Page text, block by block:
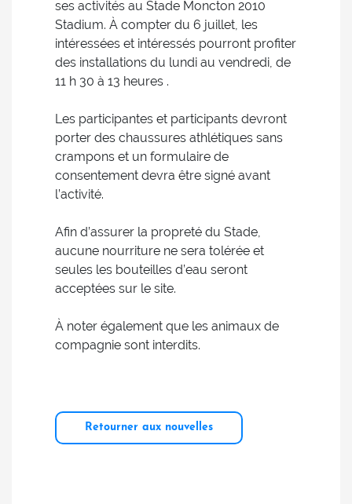
ses activités au Stade Moncton 2010
Stadium. À compter du 6 juillet, les
intéressées et intéressés pourront profiter
des installations du lundi au vendredi, de
11 h 30 à 13 heures .
Les participantes et participants devront
porter des chaussures athlétiques sans
crampons et un formulaire de
consentement devra être signé avant
l’activité.
Afin d’assurer la propreté du Stade,
aucune nourriture ne sera tolérée et
seules les bouteilles d’eau seront
acceptées sur le site.
À noter également que les animaux de
compagnie sont interdits.
Retourner aux nouvelles